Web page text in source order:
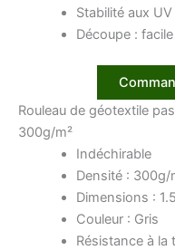
Stabilité aux
Découpe :
Rouleau de géotextile
300g/m²
Indéchirable
Densité : 300g/
Dimensions :
Couleur : Gris
Résistance à la